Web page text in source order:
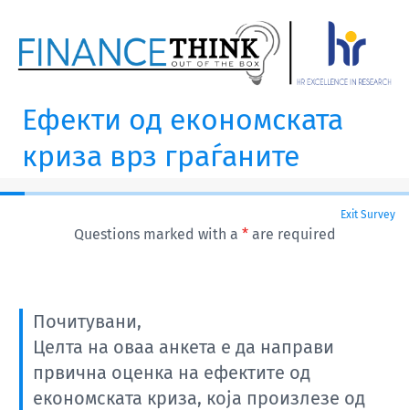
Ефекти од економската
криза врз граѓаните
Exit Survey
Questions marked with a *are required
Почитувани,
Целта на оваа анкета е да направи
првична оценка на ефектите од
економската криза, која произлезе од